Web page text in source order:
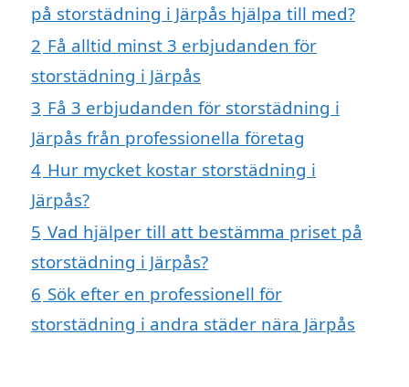
på storstädning i Järpås hjälpa till med?
2 Få alltid minst 3 erbjudanden för
storstädning i Järpås
3 Få 3 erbjudanden för storstädning i
Järpås från professionella företag
4 Hur mycket kostar storstädning i
Järpås?
5 Vad hjälper till att bestämma priset på
storstädning i Järpås?
6 Sök efter en professionell för
storstädning i andra städer nära Järpås